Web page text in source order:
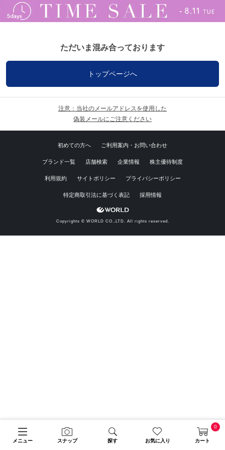
メニュー スナップ 探す お気に入り カート
0
ただいま混み合っております
トップページへ
注意：当社のメールアドレスを使用した
偽装メールにご注意ください
初めての方へ ご利用案内・お問い合わせ
ブランド一覧 店舗検索 企業情報 株主優待制度
利用規約 サイトポリシー プライバシーポリシー
特定商取引法に基づく表記 採用情報
Copyrights © WORLD CO.,LTD. All rights reserved.